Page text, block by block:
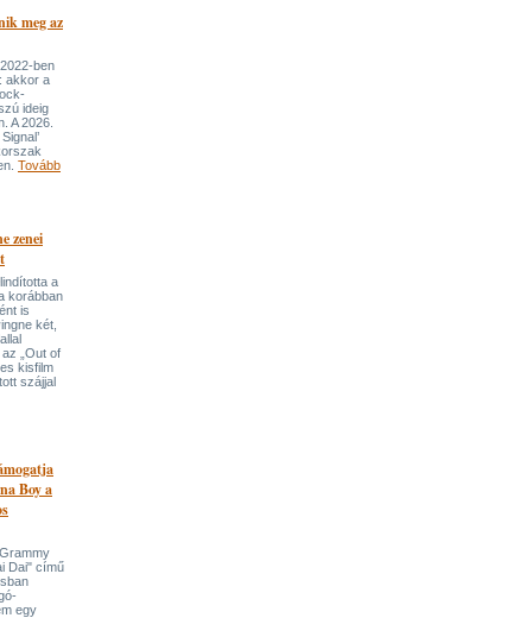
meg az
ben
akkor a
ideig
A 2026.
Tovább
zenei
a
korábban
is
két,
„Out of
kisfilm
szájjal
Boy a
Dai" című
egy